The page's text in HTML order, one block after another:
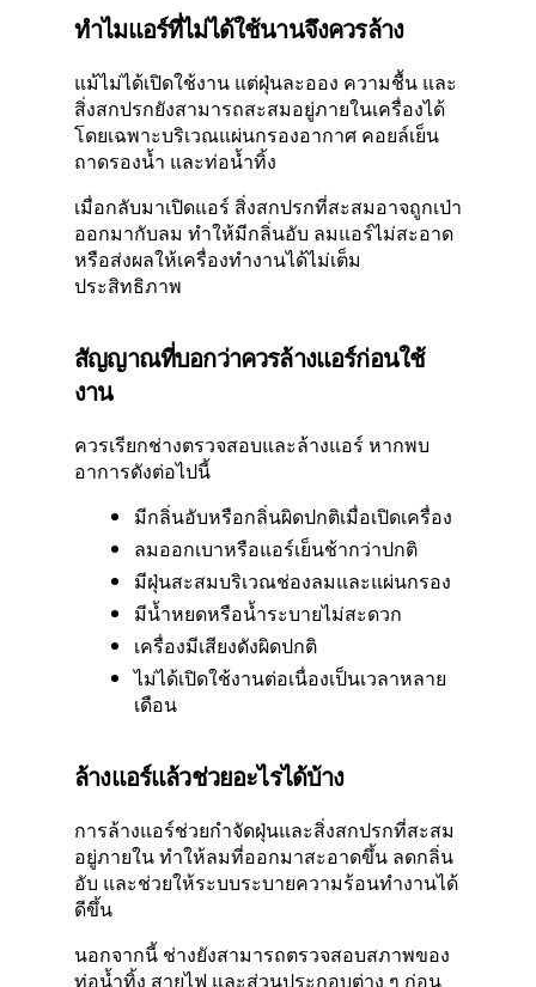
ทำไมแอร์ที่ไม่ได้ใช้นานจึงควรล้าง
แม้ไม่ได้เปิดใช้งาน แต่ฝุ่นละออง ความชื้น และ
สิ่งสกปรกยังสามารถสะสมอยู่ภายในเครื่องได้
โดยเฉพาะบริเวณแผ่นกรองอากาศ คอยล์เย็น
ถาดรองน้ำ และท่อน้ำทิ้ง
เมื่อกลับมาเปิดแอร์ สิ่งสกปรกที่สะสมอาจถูกเป่า
ออกมากับลม ทำให้มีกลิ่นอับ ลมแอร์ไม่สะอาด
หรือส่งผลให้เครื่องทำงานได้ไม่เต็ม
ประสิทธิภาพ
สัญญาณที่บอกว่าควรล้างแอร์ก่อนใช้
งาน
ควรเรียกช่างตรวจสอบและล้างแอร์ หากพบ
อาการดังต่อไปนี้
มีกลิ่นอับหรือกลิ่นผิดปกติเมื่อเปิดเครื่อง
ลมออกเบาหรือแอร์เย็นช้ากว่าปกติ
มีฝุ่นสะสมบริเวณช่องลมและแผ่นกรอง
มีน้ำหยดหรือน้ำระบายไม่สะดวก
เครื่องมีเสียงดังผิดปกติ
ไม่ได้เปิดใช้งานต่อเนื่องเป็นเวลาหลาย
เดือน
ล้างแอร์แล้วช่วยอะไรได้บ้าง
การล้างแอร์ช่วยกำจัดฝุ่นและสิ่งสกปรกที่สะสม
อยู่ภายใน ทำให้ลมที่ออกมาสะอาดขึ้น ลดกลิ่น
อับ และช่วยให้ระบบระบายความร้อนทำงานได้
ดีขึ้น
นอกจากนี้ ช่างยังสามารถตรวจสอบสภาพของ
ท่อน้ำทิ้ง สายไฟ และส่วนประกอบต่าง ๆ ก่อน